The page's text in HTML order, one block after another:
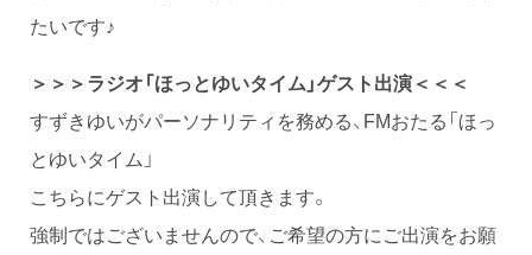
たいです♪
＞＞＞ラジオ「ほっとゆいタイム」ゲスト出演＜＜＜
すずきゆいがパーソナリティを務める、FMおたる「ほっ
とゆいタイム」
こちらにゲスト出演して頂きます。
強制ではございませんので、ご希望の方にご出演をお願